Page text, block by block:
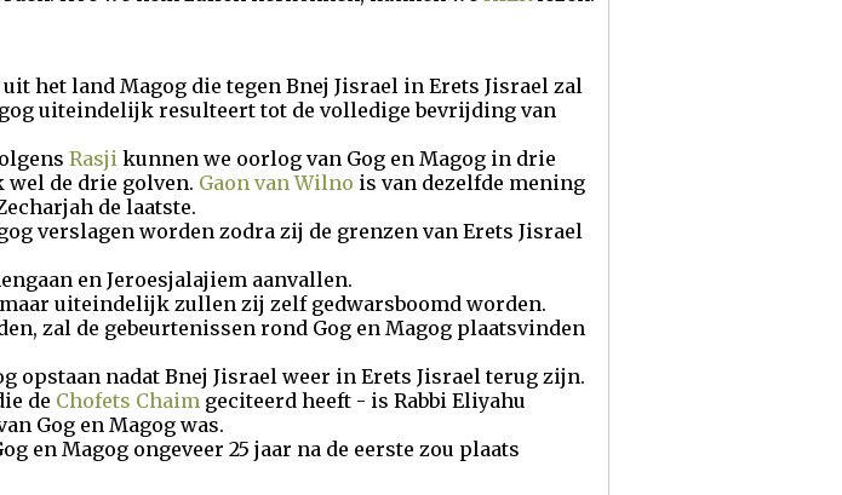
het land Magog die tegen Bnej Jisrael in Erets Jisrael zal
uiteindelijk resulteert tot de volledige bevrijding van
Rasji kunnen we oorlog van Gog en Magog in drie
wel de drie golven. Gaon van Wilno is van dezelfde mening
de laatste.
verslagen worden zodra zij de grenzen van Erets Jisrael
en Jeroesjalajiem aanvallen.
uiteindelijk zullen zij zelf gedwarsboomd worden.
zal de gebeurtenissen rond Gog en Magog plaatsvinden
opstaan nadat Bnej Jisrael weer in Erets Jisrael terug zijn.
de Chofets Chaim geciteerd heeft - is Rabbi Eliyahu
Gog en Magog was.
en Magog ongeveer 25 jaar na de eerste zou plaats